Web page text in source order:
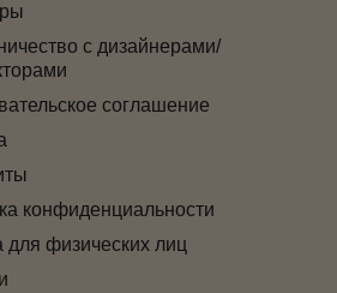
с дизайнерами/
соглашение
конфиденциальности
физических лиц